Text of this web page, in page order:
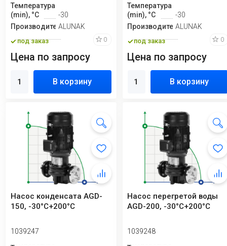
Температура
(min), °C
-30
ПроизводительALUNAK
под заказ 0
Цена по запросу
В корзину
Температура
(min), °C
-30
ПроизводительALUNAK
под заказ 0
Цена по запросу
В корзину
Насос конденсата AGD-
150, -30°C+200°C
1039247
Насос перегретой воды
AGD-200, -30°C+200°C
1039248